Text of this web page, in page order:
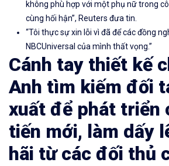
không phù hợp với một phụ nữ trong
cùng hối hận”, Reuters đưa tin.
“Tôi thực sự xin lỗi vì đã để các đồng
NBCUniversal của mình thất vọng.”
Cánh tay thiết kế
Anh tìm kiếm đối
xuất để phát triển
tiến mới, làm dấy
hãi từ các đối thủ